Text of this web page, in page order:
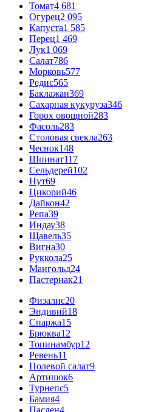
Томат4 681
Огурец2 095
Капуста1 585
Перец1 469
Лук1 069
Салат786
Морковь577
Редис565
Баклажан369
Сахарная кукуруза346
Горох овощной283
Фасоль283
Столовая свекла263
Чеснок148
Шпинат117
Сельдерей102
Нут69
Цикорий46
Дайкон42
Репа39
Индау38
Щавель35
Вигна30
Руккола25
Мангольд24
Пастернак21
Физалис20
Эндивий18
Спаржа15
Брюква12
Топинамбур12
Ревень11
Полевой салат9
Артишок6
Турнепс5
Бамия4